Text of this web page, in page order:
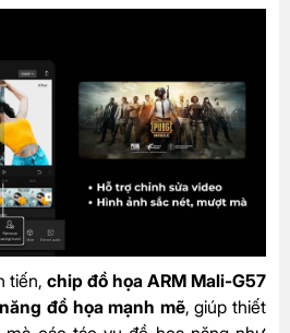
tiến, chip đồ họa ARM Mali-G57
đồ họa mạnh mẽ, giúp thiết